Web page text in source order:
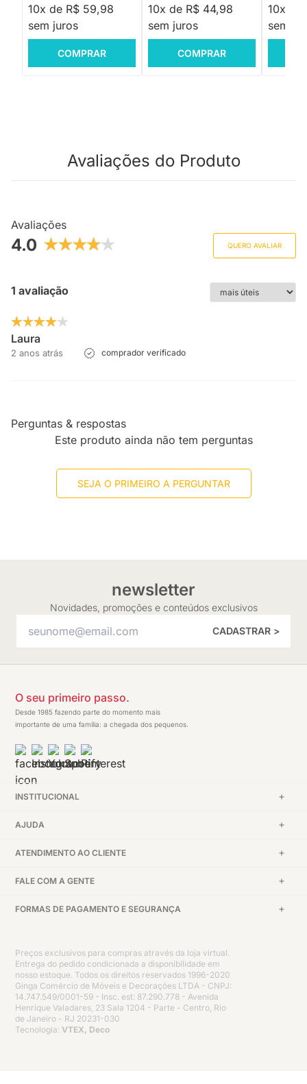
10x de R$ 59,98
sem juros
COMPRAR
10x de R$ 44,98
sem juros
COMPRAR
10x de
sem
Avaliações do Produto
Avaliações
4.0 QUERO AVALIAR
1 avaliação
Laura
2 anos atrás comprador verificado
Perguntas & respostas
Este produto ainda não tem perguntas
SEJA O PRIMEIRO A PERGUNTAR
newsletter
Novidades, promoções e conteúdos exclusivos
CADASTRAR >
O seu primeiro passo.
Desde 1985 fazendo parte do momento mais
importante de uma família: a chegada dos pequenos.
INSTITUCIONAL
AJUDA
ATENDIMENTO AO CLIENTE
FALE COM A GENTE
FORMAS DE PAGAMENTO E SEGURANÇA
Preços exclusivos para compras através da loja virtual.
Entrega do pedido condicionada a disponibilidade em
nosso estoque. Todos os direitos reservados 1996-2020
Ginga Comércio de Móveis e Decorações LTDA - CNPJ:
14.747.549/0001-59 - Insc. est: 87.290.778 - Avenida
Henrique Valadares, 23 Sala 1204 - Parte - Centro, Rio
de Janeiro - RJ 20231-030
Tecnologia: VTEX, Deco